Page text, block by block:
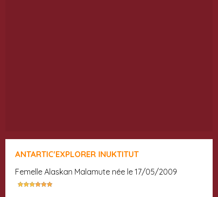
ANTARTIC'EXPLORER INUKTITUT
femelle Alaskan Malamute née le 17/05/2009